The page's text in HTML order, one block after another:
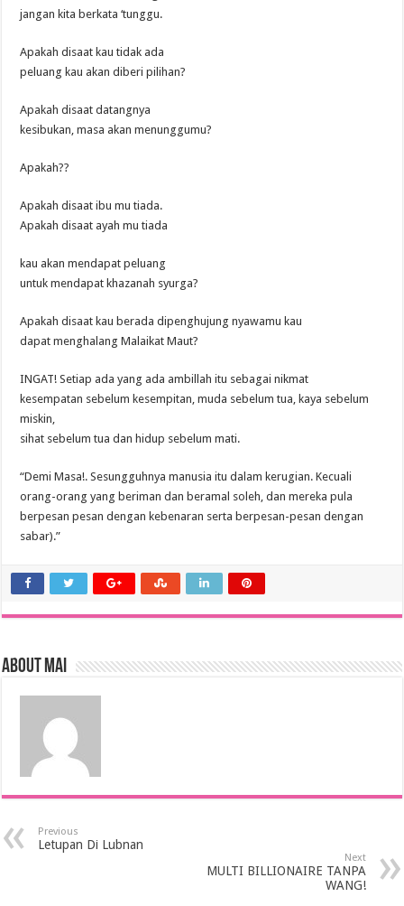
jangan kita berkata ‘tunggu.
Apakah disaat kau tidak ada
peluang kau akan diberi pilihan?
Apakah disaat datangnya
kesibukan, masa akan menunggumu?
Apakah??
Apakah disaat ibu mu tiada.
Apakah disaat ayah mu tiada
kau akan mendapat peluang
untuk mendapat khazanah syurga?
Apakah disaat kau berada dipenghujung nyawamu kau
dapat menghalang Malaikat Maut?
INGAT! Setiap ada yang ada ambillah itu sebagai nikmat
kesempatan sebelum kesempitan, muda sebelum tua, kaya sebelum
miskin,
sihat sebelum tua dan hidup sebelum mati.
“Demi Masa!. Sesungguhnya manusia itu dalam kerugian. Kecuali
orang-orang yang beriman dan beramal soleh, dan mereka pula
berpesan pesan dengan kebenaran serta berpesan-pesan dengan
sabar).”
About mai
Previous
Letupan Di Lubnan
Next
MULTI BILLIONAIRE TANPA
WANG!